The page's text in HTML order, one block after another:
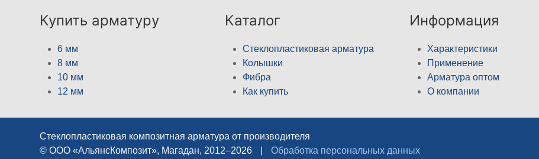
Купить арматуру
6 мм
8 мм
10 мм
12 мм
Каталог
Стеклопластиковая арматура
Колышки
Фибра
Как купить
Информация
Характеристики
Применение
Арматура оптом
О компании
Стеклопластиковая композитная арматура от производителя
© ООО «АльянсКомпозит», Магадан, 2012–2026
Обработка персональных данных